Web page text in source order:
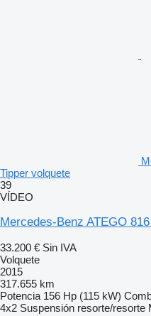
Tipper volquete
39
VÍDEO
Mercedes-Benz ATEGO
33.200 € Sin IVA
Volquete
2015
317.655 km
Potencia 156 Hp (115 kW)
4x2 Suspensión resorte/resorte